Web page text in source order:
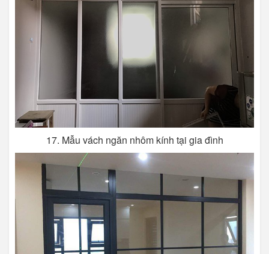
17. Mẫu vách ngăn nhôm kính tại gia đình